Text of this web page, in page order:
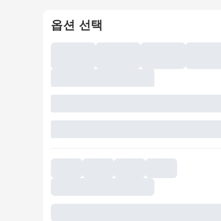
옵션 선택